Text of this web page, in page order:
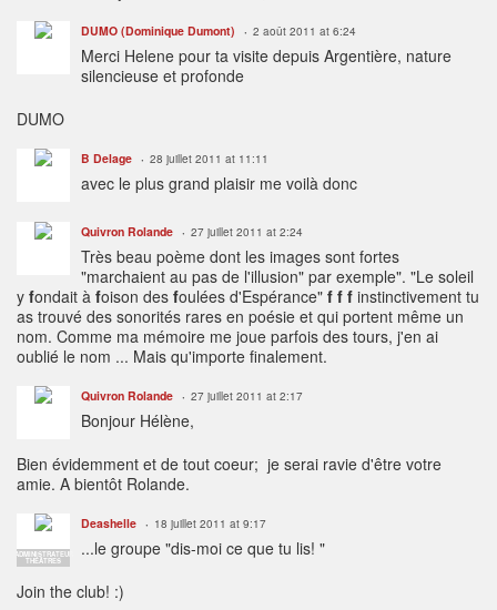
DUMO (Dominique Dumont) 2 août 2011 at 6:24
Merci Helene pour ta visite depuis Argentière, nature
silencieuse et profonde
DUMO
B Delage 28 juillet 2011 at 11:11
avec le plus grand plaisir me voilà donc
Quivron Rolande 27 juillet 2011 at 2:24
Très beau poème dont les images sont fortes
"marchaient au pas de l'illusion" par exemple". "Le soleil
y fondait à foison des foulées d'Espérance" f f f instinctivement tu
as trouvé des sonorités rares en poésie et qui portent même un
nom. Comme ma mémoire me joue parfois des tours, j'en ai
oublié le nom ... Mais qu'importe finalement.
Quivron Rolande 27 juillet 2011 at 2:17
Bonjour Hélène,
Bien évidemment et de tout coeur; je serai ravie d'être votre
amie. A bientôt Rolande.
ADMINISTRATEUR
THÉÂTRES
Deashelle 18 juillet 2011 at 9:17
...le groupe "dis-moi ce que tu lis! "
Join the club! :)